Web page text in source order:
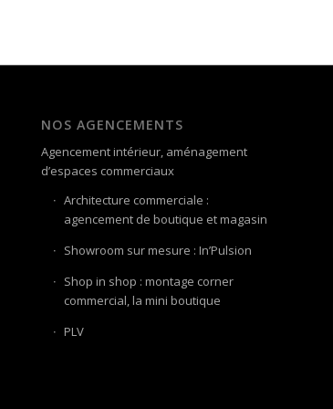
NOS AGENCEMENTS
Agencement intérieur, aménagement
d’espaces commerciaux
Architecture commerciale :
agencement de boutique et magasin
Showroom sur mesure : In’Pulsion
Shop in shop : montage corner
commercial, la mini boutique
PLV